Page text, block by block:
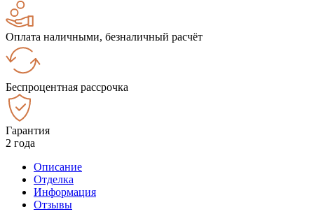
Оплата наличными, безналичный расчёт
Беспроцентная рассрочка
Гарантия
2 года
Описание
Отделка
Информация
Отзывы